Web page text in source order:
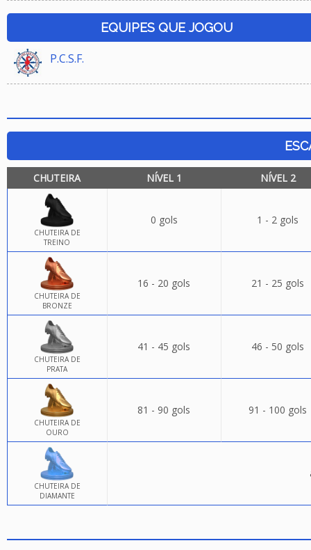
EQUIPES QUE JOGOU
P.C.S.F.
CHUTEIRA NÍVEL 1 NÍVEL 2
CHUTEIRA DE
TREINO
0 gols 1 - 2 gols
CHUTEIRA DE
BRONZE
16 - 20 gols 21 - 25 gols
CHUTEIRA DE
PRATA
41 - 45 gols 46 - 50 gols
CHUTEIRA DE
OURO
81 - 90 gols 91 - 100 gols
CHUTEIRA DE
DIAMANTE